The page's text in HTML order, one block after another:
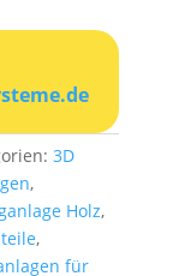
3D
,
Holz,
,
für